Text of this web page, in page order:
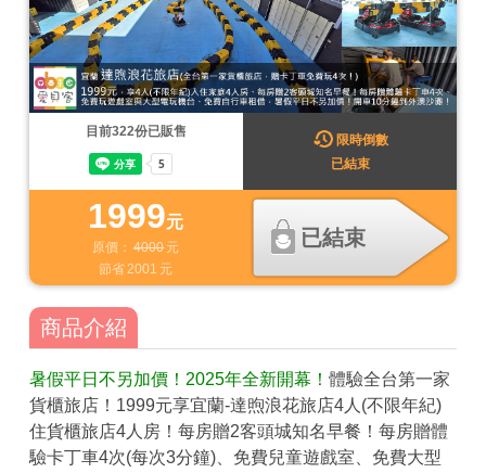
聯絡我們
APP下載
1999元
原價： 4000元
節省2001 元
已結束
目前322份已販售
限時倒數
已結束
商品介紹
暑假平日不另加價！2025年全新開幕！ 體驗全台第一家
貨櫃旅店！1999元享宜蘭-達煦浪花旅店4人(不限年紀)
住貨櫃旅店4人房！每房贈2客頭城知名早餐！每房贈體
驗卡丁車4次(每次3分鐘)、免費兒童遊戲室、免費大型